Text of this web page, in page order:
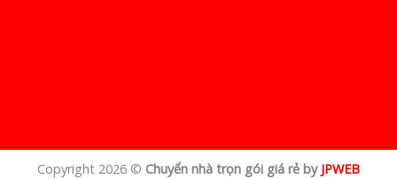
Copyright 2026 © Chuyển nhà trọn gói giá rẻ by JPWEB